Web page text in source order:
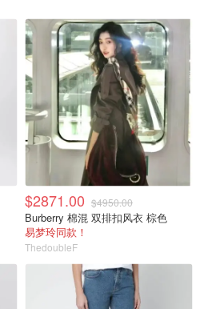
$2871.00 $4950.00
Burberry 棉混 双排扣风衣 棕色
易梦玲同款！
ThedoubleF